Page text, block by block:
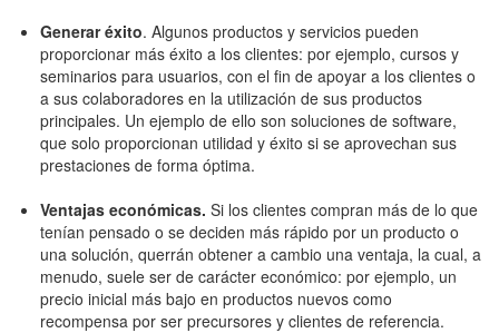
Generar éxito. Algunos productos y servicios pueden
proporcionar más éxito a los clientes: por ejemplo, cursos y
seminarios para usuarios, con el fin de apoyar a los clientes o
a sus colaboradores en la utilización de sus productos
principales. Un ejemplo de ello son soluciones de software,
que solo proporcionan utilidad y éxito si se aprovechan sus
prestaciones de forma óptima.
Ventajas económicas. Si los clientes compran más de lo que
tenían pensado o se deciden más rápido por un producto o
una solución, querrán obtener a cambio una ventaja, la cual, a
menudo, suele ser de carácter económico: por ejemplo, un
precio inicial más bajo en productos nuevos como
recompensa por ser precursores y clientes de referencia.